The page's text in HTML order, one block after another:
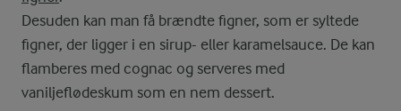
Desuden kan man få brændte figner, som er syltede
figner, der ligger i en sirup- eller karamelsauce. De kan
flamberes med cognac og serveres med
vaniljeflødeskum som en nem dessert.